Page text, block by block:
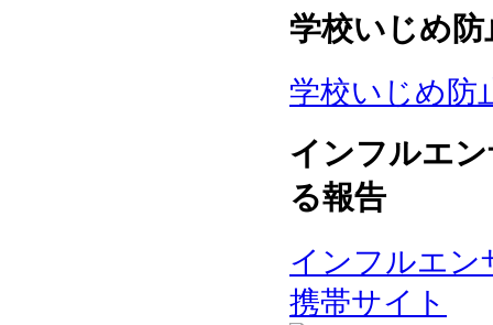
学校いじめ
学校いじめ防
インフルエ
る報告
インフルエン
携帯サイト